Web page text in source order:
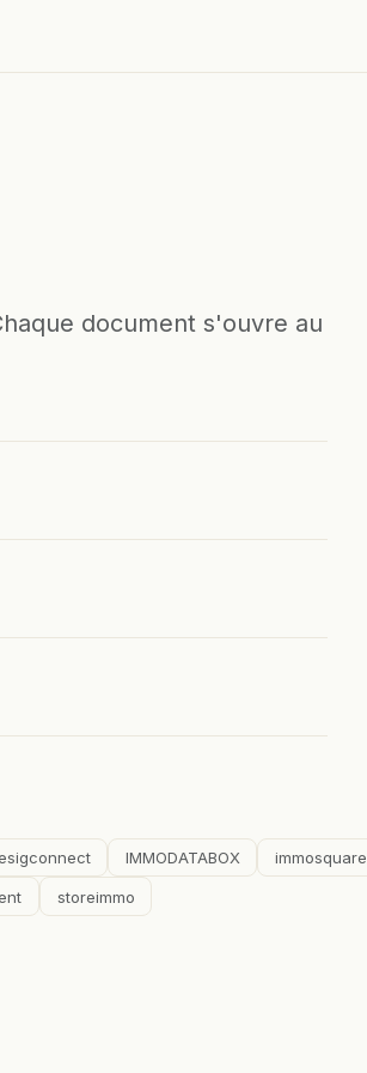
document s'ouvre au
IMMODATABOX immosquare
storeimmo